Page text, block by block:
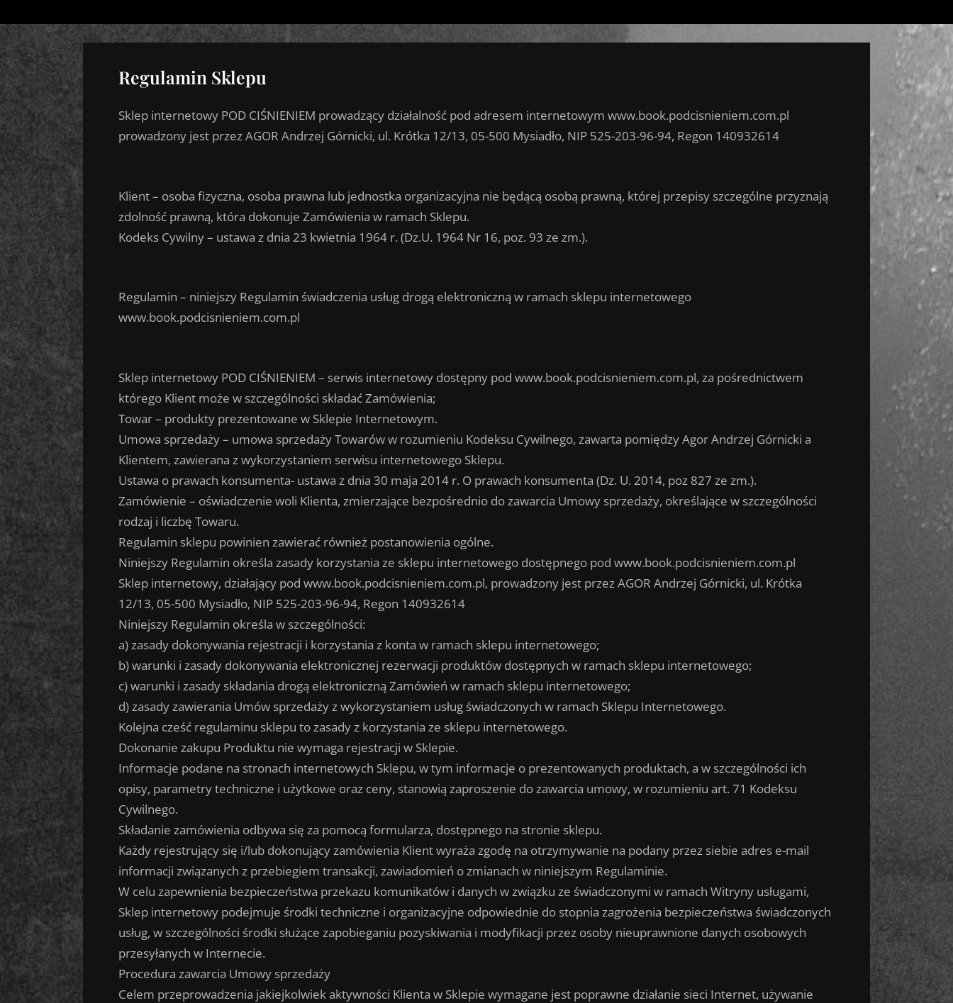
to
content
Pod Ciśnieniem – Książka
Regulamin Sklepu
Sklep internetowy POD CIŚNIENIEM prowadzący działalność pod adresem internetowym www.book.podcisnieniem.com.pl
prowadzony jest przez AGOR Andrzej Górnicki, ul. Krótka 12/13, 05-500 Mysiadło, NIP 525-203-96-94, Regon 140932614
Klient – osoba fizyczna, osoba prawna lub jednostka organizacyjna nie będącą osobą prawną, której przepisy szczególne przyznają
zdolność prawną, która dokonuje Zamówienia w ramach Sklepu.
Kodeks Cywilny – ustawa z dnia 23 kwietnia 1964 r. (Dz.U. 1964 Nr 16, poz. 93 ze zm.).
Regulamin – niniejszy Regulamin świadczenia usług drogą elektroniczną w ramach sklepu internetowego
www.book.podcisnieniem.com.pl
Sklep internetowy POD CIŚNIENIEM – serwis internetowy dostępny pod www.book.podcisnieniem.com.pl, za pośrednictwem
którego Klient może w szczególności składać Zamówienia;
Towar – produkty prezentowane w Sklepie Internetowym.
Umowa sprzedaży – umowa sprzedaży Towarów w rozumieniu Kodeksu Cywilnego, zawarta pomiędzy Agor Andrzej Górnicki a
Klientem, zawierana z wykorzystaniem serwisu internetowego Sklepu.
Ustawa o prawach konsumenta- ustawa z dnia 30 maja 2014 r. O prawach konsumenta (Dz. U. 2014, poz 827 ze zm.).
Zamówienie – oświadczenie woli Klienta, zmierzające bezpośrednio do zawarcia Umowy sprzedaży, określające w szczególności
rodzaj i liczbę Towaru.
Regulamin sklepu powinien zawierać również postanowienia ogólne.
Niniejszy Regulamin określa zasady korzystania ze sklepu internetowego dostępnego pod www.book.podcisnieniem.com.pl
Sklep internetowy, działający pod www.book.podcisnieniem.com.pl, prowadzony jest przez AGOR Andrzej Górnicki, ul. Krótka
12/13, 05-500 Mysiadło, NIP 525-203-96-94, Regon 140932614
Niniejszy Regulamin określa w szczególności:
a) zasady dokonywania rejestracji i korzystania z konta w ramach sklepu internetowego;
b) warunki i zasady dokonywania elektronicznej rezerwacji produktów dostępnych w ramach sklepu internetowego;
c) warunki i zasady składania drogą elektroniczną Zamówień w ramach sklepu internetowego;
d) zasady zawierania Umów sprzedaży z wykorzystaniem usług świadczonych w ramach Sklepu Internetowego.
Kolejna cześć regulaminu sklepu to zasady z korzystania ze sklepu internetowego.
Dokonanie zakupu Produktu nie wymaga rejestracji w Sklepie.
Informacje podane na stronach internetowych Sklepu, w tym informacje o prezentowanych produktach, a w szczególności ich
opisy, parametry techniczne i użytkowe oraz ceny, stanowią zaproszenie do zawarcia umowy, w rozumieniu art. 71 Kodeksu
Cywilnego.
Składanie zamówienia odbywa się za pomocą formularza, dostępnego na stronie sklepu.
Każdy rejestrujący się i/lub dokonujący zamówienia Klient wyraża zgodę na otrzymywanie na podany przez siebie adres e-mail
informacji związanych z przebiegiem transakcji, zawiadomień o zmianach w niniejszym Regulaminie.
W celu zapewnienia bezpieczeństwa przekazu komunikatów i danych w związku ze świadczonymi w ramach Witryny usługami,
Sklep internetowy podejmuje środki techniczne i organizacyjne odpowiednie do stopnia zagrożenia bezpieczeństwa świadczonych
usług, w szczególności środki służące zapobieganiu pozyskiwania i modyfikacji przez osoby nieuprawnione danych osobowych
przesyłanych w Internecie.
Procedura zawarcia Umowy sprzedaży
Celem przeprowadzenia jakiejkolwiek aktywności Klienta w Sklepie wymagane jest poprawne działanie sieci Internet, używanie